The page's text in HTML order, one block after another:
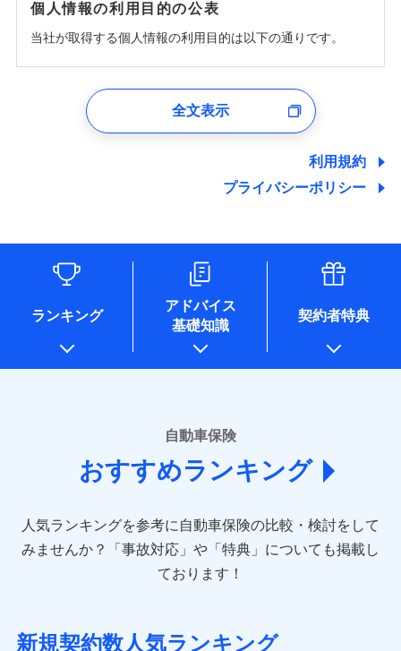
個人情報の利用目的の公表
当社が取得する個人情報の利用目的は以下の通りです。
ユーザー登録受付および、管理のため
しくは委託を受けている保険会社・提携会社の保険その他に
関する情報を提供し、金融商品等の契約を勧奨するため、ま
た維持管理等の委託業務遂行のため、またそれらに付帯、関
情報を取引のある他の保険会社の商品・サービスをご提案す
るために利用させていただくことがあります。）
各種セミナーの開催のため
コンサルティングサービスの実施のため
アンケートやキャンペーン等の実施のため
上記に係る案内・手続き・管理等付帯業務を行うため
* 当社が委託を受けている保険会社の情報は、保険会社のホ
ームページに掲載しておりますので、ご確認ください。
あいおいニッセイ同和損害保険株式会社
(https://www.aioinissaydowa.co.jp/)
アクサ損害保険株式会社 (https://www.axa-
direct.co.jp/)
sompo.co.jp/)
東京海上ダイレクト損害保険株式会社 (https://www.e-
AIG損害保険株式会社 (https://www.aig.co.jp/sonpo)
ジェイアイ傷害火災保険株式会社
全文表示
利用規約
プライバシーポリシー
ランキング
アドバイス
基礎知識
契約者特典
自動車保険
おすすめランキング
人気ランキングを参考に自動車保険の比較・検討をして
みませんか？
「事故対応」や「特典」についても掲載し
ております！
新規契約数人気ランキング